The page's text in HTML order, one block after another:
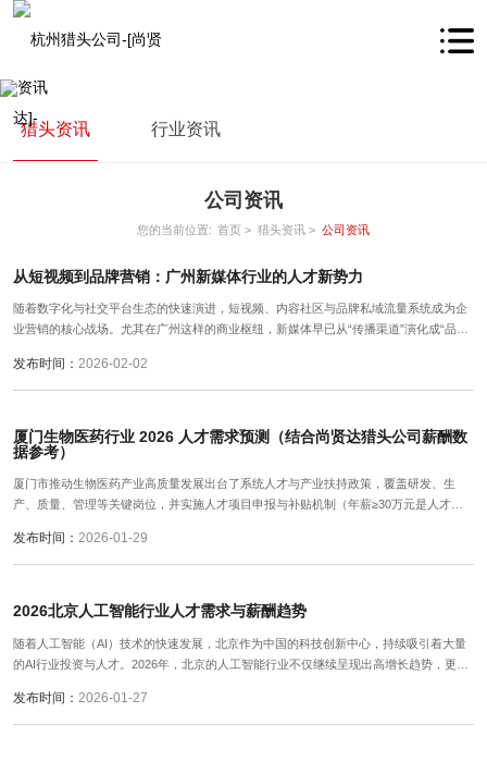
猎头资讯 行业资讯
公司资讯
您的当前位置: 首页 > 猎头资讯 > 公司资讯
从短视频到品牌营销：广州新媒体行业的人才新势力
随着数字化与社交平台生态的快速演进，短视频、内容社区与品牌私域流量系统成为企
业营销的核心战场。尤其在广州这样的商业枢纽，新媒体早已从“传播渠道”演化成“品牌
复合型人才跃升。
发布时间： 2026-02-02
厦门生物医药行业 2026 人才需求预测（结合尚贤达猎头公司薪酬数
据参考）
厦门市推动生物医药产业高质量发展出台了系统人才与产业扶持政策，覆盖研发、生
产、质量、管理等关键岗位，并实施人才项目申报与补贴机制（年薪≥30万元是人才项
发布时间： 2026-01-29
2026北京人工智能行业人才需求与薪酬趋势
随着人工智能（AI）技术的快速发展，北京作为中国的科技创新中心，持续吸引着大量
的AI行业投资与人才。2026年，北京的人工智能行业不仅继续呈现出高增长趋势，更加
发布时间： 2026-01-27